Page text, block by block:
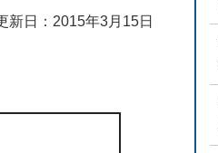
新日：2015年3月15日